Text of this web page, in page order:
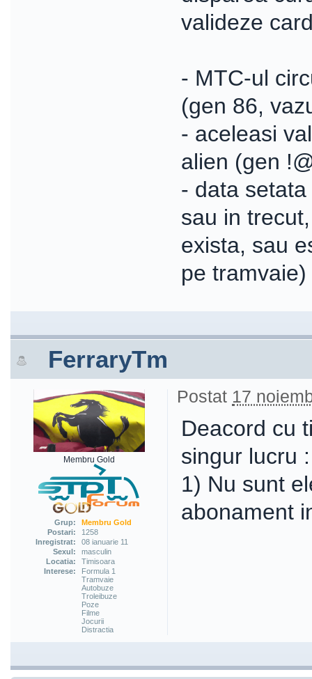
valideze
- MTC-ul
(gen 86,
- aceleasi
alien (gen
- data
sau in
exista, sau
pe tramvaie)
FerraryTm
Membru Gold
Grup:
Membru Gold
Postari:
1258
Inregistrat:
08 ianuarie 11
Sexul:
masculin
Locatia:
Timisoara
Interese:
Formula 1
Tramvaie
Autobuze
Troleibuze
Poze
Filme
Jocurii
Distractia
Postat 17
Deacord cu
singur lucru :
1) Nu sunt
abonament